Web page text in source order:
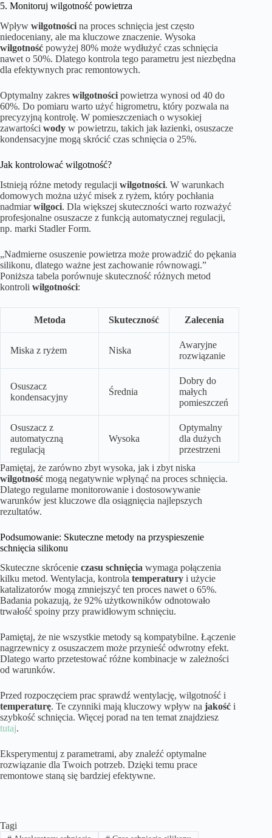
5. Monitoruj wilgotność powietrza
Wpływ wilgotności na proces schnięcia jest często
niedoceniany, ale ma kluczowe znaczenie. Wysoka
wilgotność powyżej 80% może wydłużyć czas schnięcia
nawet o 50%. Dlatego kontrola tego parametru jest niezbędna
dla efektywnych prac remontowych.
Optymalny zakres wilgotności powietrza wynosi od 40 do
60%. Do pomiaru warto użyć higrometru, który pozwala na
precyzyjną kontrolę. W pomieszczeniach o wysokiej
zawartości wody w powietrzu, takich jak łazienki, osuszacze
kondensacyjne mogą skrócić czas schnięcia o 25%.
Jak kontrolować wilgotność?
Istnieją różne metody regulacji wilgotności. W warunkach
domowych można użyć misek z ryżem, który pochłania
nadmiarwilgoci. Dla większej skuteczności warto rozważyć
profesjonalne osuszacze z funkcją automatycznej regulacji,
np. marki Stadler Form.
„Nadmierne osuszenie powietrza może prowadzić do pękania
silikonu, dlatego ważne jest zachowanie równowagi.”
Poniższa tabela porównuje skuteczność różnych metod
kontroli wilgotności:
Metoda Skuteczność Zalecenia
Miska z ryżem Niska
Awaryjne
rozwiązanie
Osuszacz
kondensacyjny
Średnia
Dobry do
małych
pomieszczeń
Osuszacz z
automatyczną
regulacją
Wysoka
Optymalny
dla dużych
przestrzeni
Pamiętaj, że zarówno zbyt wysoka, jak i zbyt niska
wilgotność mogą negatywnie wpłynąć na proces schnięcia.
Dlatego regularne monitorowanie i dostosowywanie
warunków jest kluczowe dla osiągnięcia najlepszych
rezultatów.
Podsumowanie: Skuteczne metody na przyspieszenie
schnięcia silikonu
Skuteczne skrócenie czasu schnięcia wymaga połączenia
kilku metod. Wentylacja, kontrola temperatury i użycie
katalizatorów mogą zmniejszyć ten proces nawet o 65%.
Badania pokazują, że 92% użytkowników odnotowało
trwałość spoiny przy prawidłowym schnięciu.
Pamiętaj, że nie wszystkie metody są kompatybilne. Łączenie
nagrzewnicy z osuszaczem może przynieść odwrotny efekt.
Dlatego warto przetestować różne kombinacje w zależności
od warunków.
Przed rozpoczęciem prac sprawdź wentylację, wilgotność i
temperaturę. Te czynniki mają kluczowy wpływ na jakość i
szybkość schnięcia. Więcej porad na ten temat znajdziesz
tutaj.
Eksperymentuj z parametrami, aby znaleźć optymalne
rozwiązanie dla Twoich potrzeb. Dzięki temu prace
remontowe staną się bardziej efektywne.
Tagi